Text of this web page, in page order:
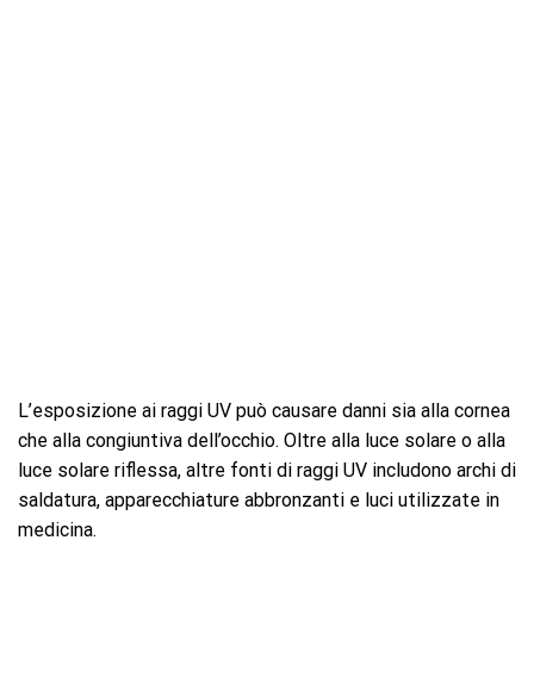
L’esposizione ai raggi UV può causare danni sia alla cornea
che alla congiuntiva dell’occhio. Oltre alla luce solare o alla
luce solare riflessa, altre fonti di raggi UV includono archi di
saldatura, apparecchiature abbronzanti e luci utilizzate in
medicina.